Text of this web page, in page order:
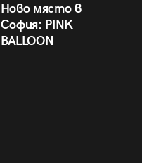
Ново място в
София: PINK
BALLOON